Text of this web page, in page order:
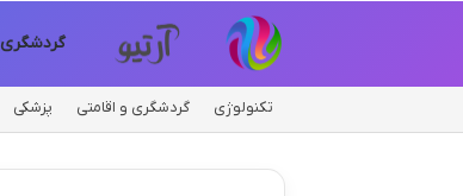
گردشگری
تکنولوژی گردشگری و اقامتی پزشکی